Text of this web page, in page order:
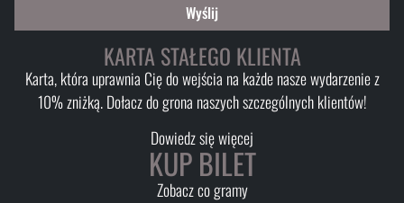
Wyślij
KARTA STAŁEGO KLIENTA
Karta, która uprawnia Cię do wejścia na każde nasze wydarzenie z
10% zniżką. Dołacz do grona naszych szczególnych klientów!
Dowiedz się więcej
KUP BILET
Zobacz co gramy